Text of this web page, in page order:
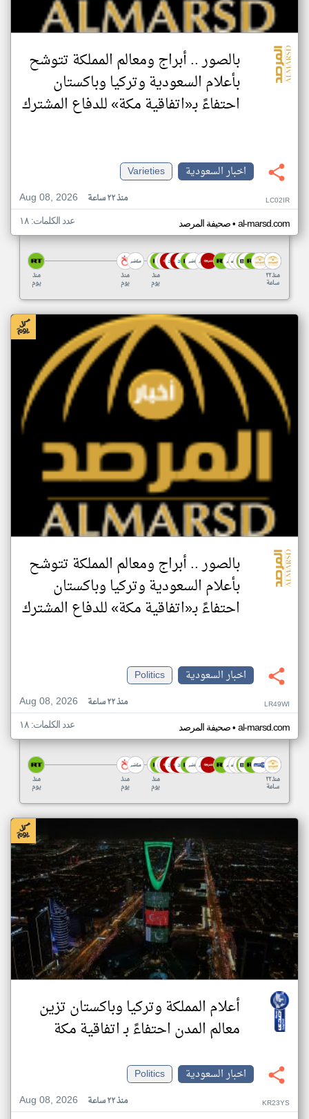
بالصور .. أبراج ومعالم المملكة تتوشح
بأعلام السعودية وتركيا وباكستان
احتفاءً بـ«اتفاقية مكة» للدفاع المشترك‬⁩
اخبار السعودية
Varieties
Aug 08, 2026
منذ ٢٢ ساعة LC02IR
صحيفة المرصد• al-marsd.com عدد الكلمات: ١٨
منذ
يوم
منذ
يوم
منذ
يوم
منذ ٢٢
ساعة
بالصور .. أبراج ومعالم المملكة تتوشح
بأعلام السعودية وتركيا وباكستان
احتفاءً بـ«اتفاقية مكة» للدفاع المشترك‬⁩
اخبار السعودية
Politics
Aug 08, 2026
منذ ٢٢ ساعة LR49WI
صحيفة المرصد• al-marsd.com عدد الكلمات: ١٨
منذ
يوم
منذ
يوم
منذ
يوم
منذ ٢٢
ساعة
أعلام المملكة وتركيا وباكستان تزين
معالم المدن احتفاءً بـ اتفاقية مكة
اخبار السعودية
Politics
Aug 08, 2026
منذ ٢٢ ساعة KR23YS